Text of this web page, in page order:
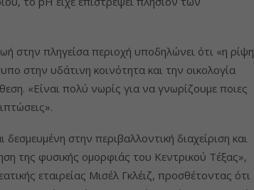
στην πληγείσα περιοχή υποδηλώνει ότι «η ρίψη
στην υδάτινη κοινότητα και την οικολογία
«Είναι πολύ νωρίς για να γνωρίζουμε ποιες
στην περιβαλλοντική διαχείριση και
της φυσικής ομορφιάς του Κεντρικού Τέξας»,
εταιρείας Μισέλ Γκλέιζ, προσθέτοντας ότι